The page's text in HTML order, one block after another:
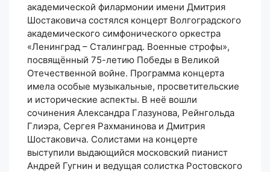
академической филармонии имени Дмитрия
Шостаковича состялся концерт Волгоградского
академического симфонического оркестра
«Ленинград – Сталинград. Военные строфы»,
посвящённый 75-летию Победы в Великой
Отечественной войне. Программа концерта
имела особые музыкальные, просветительские
и исторические аспекты. В неё вошли
сочинения Александра Глазунова, Рейнгольда
Глиэра, Сергея Рахманинова и Дмитрия
Шостаковича. Солистами на концерте
выступили выдающийся московский пианист
Андрей Гугнин и ведущая солистка Ростовского